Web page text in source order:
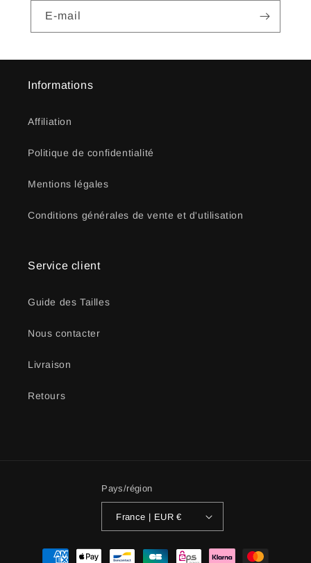
E-mail
Informations
Affiliation
Politique de confidentialité
Mentions légales
Conditions générales de vente et d'utilisation
Service client
Guide des Tailles
Nous contacter
Livraison
Retours
Pays/région
France | EUR €
Moyens